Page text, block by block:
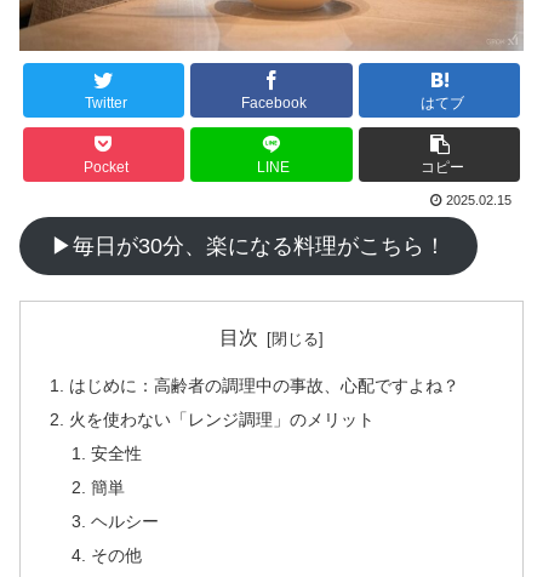
Twitter Facebook はてブ
Pocket LINE コピー
2025.02.15
▶毎日が30分、楽になる料理がこちら！
目次
はじめに：高齢者の調理中の事故、心配ですよね？
火を使わない「レンジ調理」のメリット
安全性
簡単
ヘルシー
その他